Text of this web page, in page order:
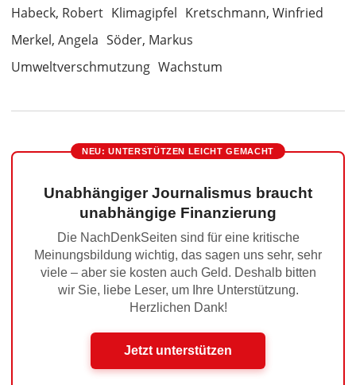
Habeck, Robert Klimagipfel Kretschmann, Winfried
Merkel, Angela Söder, Markus
Umweltverschmutzung Wachstum
NEU: UNTERSTÜTZEN LEICHT GEMACHT
Unabhängiger Journalismus braucht
unabhängige Finanzierung
Die NachDenkSeiten sind für eine kritische
Meinungsbildung wichtig, das sagen uns sehr, sehr
viele – aber sie kosten auch Geld. Deshalb bitten
wir Sie, liebe Leser, um Ihre Unterstützung.
Herzlichen Dank!
Jetzt unterstützen